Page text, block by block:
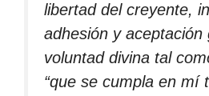
libertad del creyente,
adhesión y aceptación
voluntad divina tal
“que se cumpla en mí